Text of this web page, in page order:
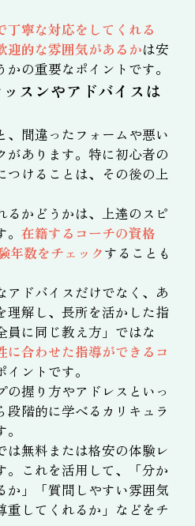
丁寧な対応をしてくれる
迎的な雰囲気があるかは安
の重要なポイントです。
スンやアドバイスは
、間違ったフォームや悪い
があります。特に初心者の
つけることは、その後の上
るかどうかは、上達のスピ
在籍するコーチの資格
年数をチェックすることも
アドバイスだけでなく、あ
理解し、長所を活かした指
員に同じ教え方」ではな
に合わせた指導ができるコ
イントです。
握り方やアドレスといっ
段階的に学べるカリキュラ
は無料または格安の体験レ
。これを活用して、「分か
か」「質問しやすい雰囲気
重してくれるか」などをチ